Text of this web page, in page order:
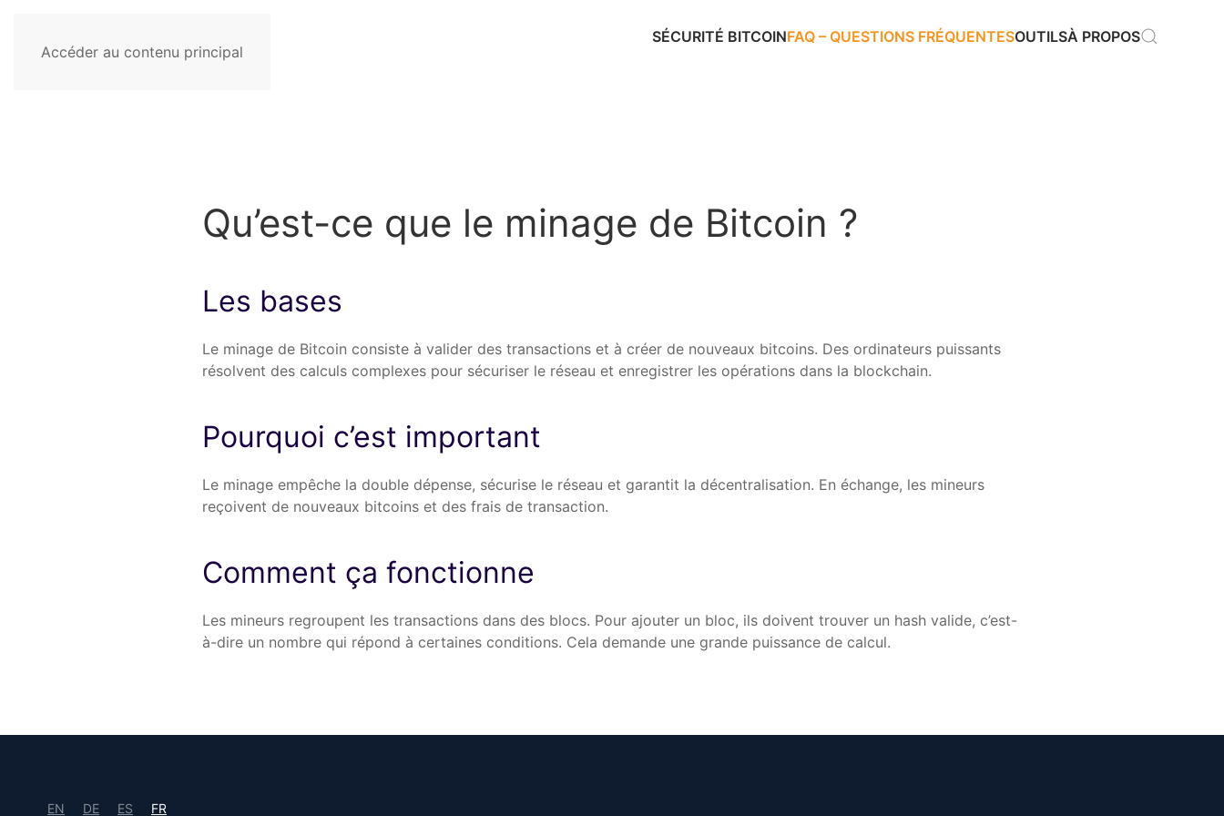
Accéder au contenu principal
SÉCURITÉ BITCOINFAQ – QUESTIONS FRÉQUENTESOUTILSÀ PROPOS
Qu’est-ce que le minage de Bitcoin ?
Les bases
Le minage de Bitcoin consiste à valider des transactions et à créer de nouveaux bitcoins. Des ordinateurs puissants
résolvent des calculs complexes pour sécuriser le réseau et enregistrer les opérations dans la blockchain.
Pourquoi c’est important
Le minage empêche la double dépense, sécurise le réseau et garantit la décentralisation. En échange, les mineurs
reçoivent de nouveaux bitcoins et des frais de transaction.
Comment ça fonctionne
Les mineurs regroupent les transactions dans des blocs. Pour ajouter un bloc, ils doivent trouver un hash valide, c’est-
à-dire un nombre qui répond à certaines conditions. Cela demande une grande puissance de calcul.
EN DE ES FR